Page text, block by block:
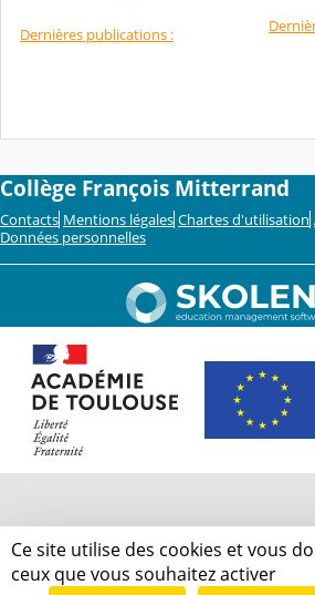
Dernières publications :
Collège François Mitterrand
Contacts Mentions légales Chartes d'utilisation
Données personnelles
Ce site utilise des cookies et vous
ceux que vous souhaitez activer